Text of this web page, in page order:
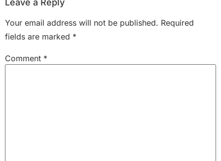
Leave a Reply
Your email address will not be published. Required
fields are marked *
Comment *